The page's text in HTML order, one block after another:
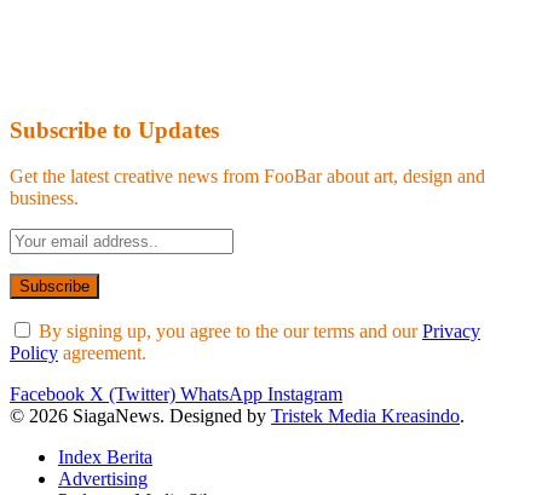
Subscribe to Updates
Get the latest creative news from FooBar about art, design and
business.
By signing up, you agree to the our terms and ourPrivacy
Policy agreement.
Facebook X (Twitter) WhatsApp Instagram
© 2026 SiagaNews. Designed by Tristek Media Kreasindo.
Index Berita
Advertising